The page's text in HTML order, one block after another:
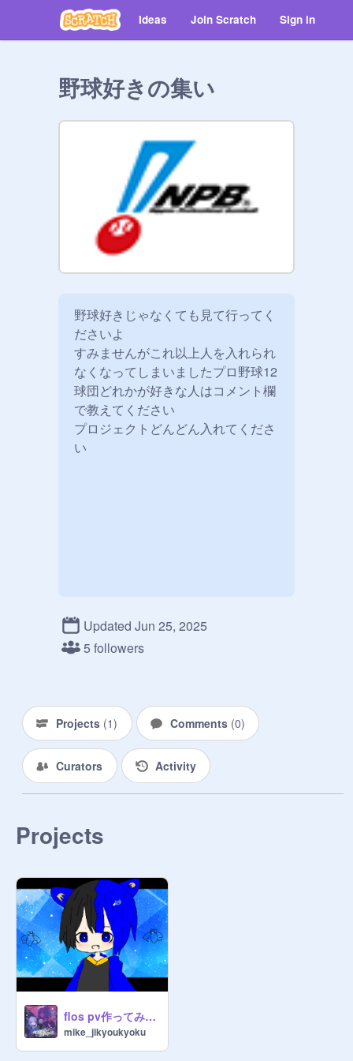
Ideas Join Scratch Sign in
野球好きの集い
野球好きじゃなくても見て行ってく
ださいよ
すみませんがこれ以上人を入れられ
なくなってしまいましたプロ野球12
球団どれかが好きな人はコメント欄
で教えてください
プロジェクトどんどん入れてくださ
い
Updated Jun 25, 2025
5 followers
Projects (1) Comments (0)
Curators Activity
Projects
flos pv作ってみた！
mike_jikyoukyoku